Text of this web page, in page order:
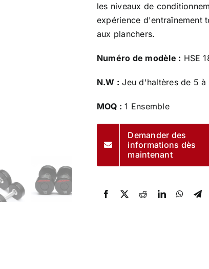
les niveaux de
expérience d'entraînement
aux planchers.
Numéro de modèle : HSE
N.W : Jeu d'haltères de 5 à
MOQ : 1 Ensemble
Demander des
informations dès
maintenant